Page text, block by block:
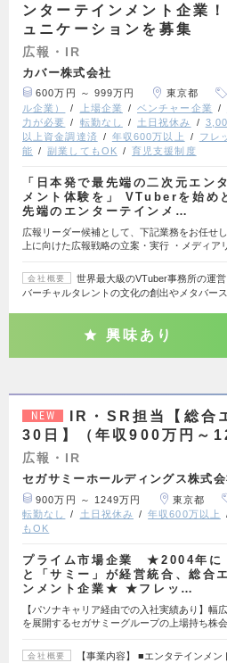
ンターテインメント企業
ュニケーションを募集
広報・IR
カバー株式会社
600万円 ～ 999万円 東京都
ル企業）
上場企業 ベンチャー企業
力が必要
転勤なし 土日祝休み
以上資金調達済
年収600万以上 フレ
能
副業してもOK 育児支援制度
「日本発で最先端の二次元エン
メント体験を」 VTuberを始め
先端のエンターテインメ…
広報リーダー候補として、下記業務をお任せ
上に向けた広報戦略の立案・実行 ・メディア
会社概要
世界最大級のVTuber事務所の運
バーチャルタレントの文化の創出やメタバー
興味あり
NEW
IR・SR担当【総合
30日】（年収900万円～
広報・IR
セガサミーホールディングス株式
900万円 ～ 1249万円 東京都
転勤なし
土日祝休み 年収600万以上
もOK
プライム市場企業 ★2004年に
と「サミー」が経営統合、総合
ンメント企業★ ★フレッ…
【パソナキャリア経由での入社実績あり】幅
を展開するセガサミーグループの上場持ち株
会社概要
【事業内容】 ■エンタテインメ